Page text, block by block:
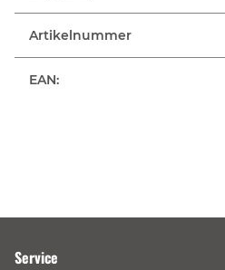
Artikelnummer
EAN:
Service